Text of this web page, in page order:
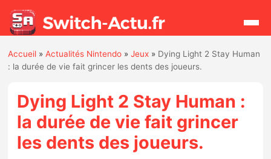
Rechercher
Actualités
Jeux
Accueil »Actualités Nintendo »Jeux » Dying Light 2 Stay Human
: la durée de vie fait grincer les dents des joueurs.
Dying Light 2 Stay Human :
la durée de vie fait grincer
les dents des joueurs.